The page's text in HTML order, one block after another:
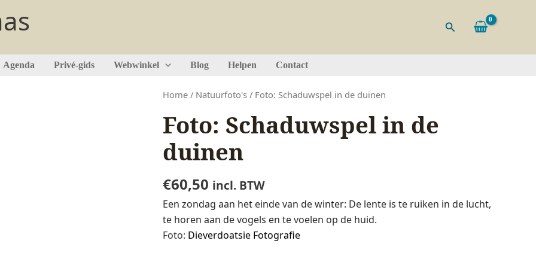
Zoeken
Agenda Privé-gids Webwinkel Blog Helpen Contact
Home / Natuurfoto's / Foto: Schaduwspel in de duinen
Foto: Schaduwspel in de
duinen
€60,50 incl. BTW
Een zondag aan het einde van de winter: De lente is te ruiken in de lucht,
te horen aan de vogels en te voelen op de huid.
Foto: Dieverdoatsie Fotografie
Foto:
in
de
duinen